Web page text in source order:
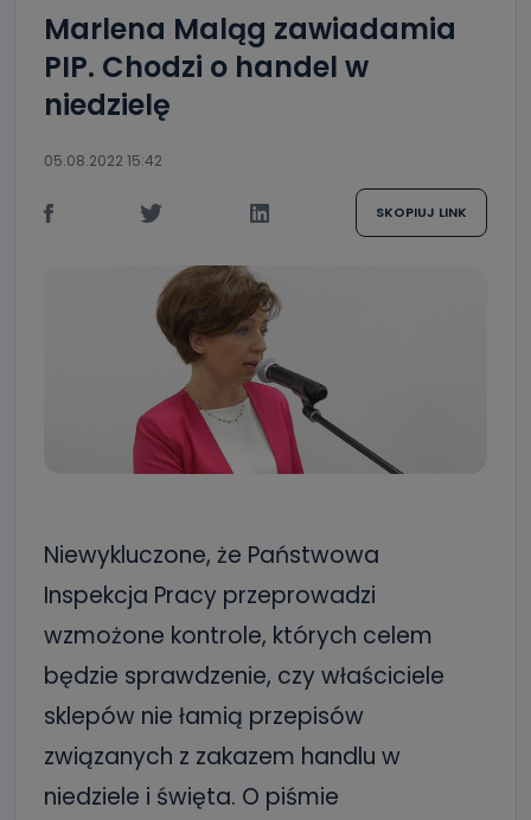
Marlena Maląg zawiadamia
PIP. Chodzi o handel w
niedzielę
05.08.2022 15:42
SKOPIUJ LINK
Niewykluczone, że Państwowa
Inspekcja Pracy przeprowadzi
wzmożone kontrole, których celem
będzie sprawdzenie, czy właściciele
sklepów nie łamią przepisów
związanych z zakazem handlu w
niedziele i święta. O piśmie